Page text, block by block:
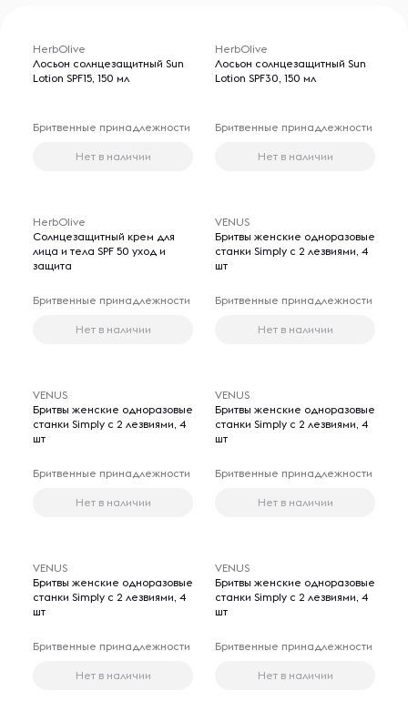
HerbOlive
Лосьон солнцезащитный Sun
Lotion SPF15, 150 мл
Бритвенные принадлежности
Нет в наличии
HerbOlive
Лосьон солнцезащитный Sun
Lotion SPF30, 150 мл
Бритвенные принадлежности
Нет в наличии
HerbOlive
Солнцезащитный крем для
лица и тела SPF 50 уход и
защита
Бритвенные принадлежности
Нет в наличии
VENUS
Бритвы женские одноразовые
станки Simply с 2 лезвиями, 4
шт
Бритвенные принадлежности
Нет в наличии
VENUS
Бритвы женские одноразовые
станки Simply с 2 лезвиями, 4
шт
Бритвенные принадлежности
Нет в наличии
VENUS
Бритвы женские одноразовые
станки Simply с 2 лезвиями, 4
шт
Бритвенные принадлежности
Нет в наличии
VENUS
Бритвы женские одноразовые
станки Simply с 2 лезвиями, 4
шт
Бритвенные принадлежности
Нет в наличии
VENUS
Бритвы женские одноразовые
станки Simply с 2 лезвиями, 4
шт
Бритвенные принадлежности
Нет в наличии